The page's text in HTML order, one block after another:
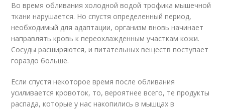
Во время обливания холодной водой трофика мышечной
ткани нарушается. Но спустя определенный период,
необходимый для адаптации, организм вновь начинает
направлять кровь к переохлажденным участкам кожи.
Сосуды расширяются, и питательных веществ поступает
гораздо больше.
Если спустя некоторое время после обливания
усиливается кровоток, то, вероятнее всего, те продукты
распада, которые у нас накопились в мышцах в